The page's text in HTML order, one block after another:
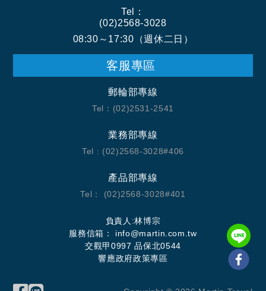
洲際度假村 IHG InterContinental Maldives
馬爾地夫洲際度假村於2019年09月01日引頸期盼盛大開幕，
科文組織生態保育地的Raa Atoll擁有絕佳的生態環境，海
豚、蝠魟、鯨鯊都將是這裡的常客，洲際善於將當地文化特
遇，洲際度假村致力打造全島VIP的頂級賓客服務，無論是蜜
月旅行、閨密度假，或是帶著孩子的家庭旅遊，都將有最完
美海島度假體驗，為馬爾地夫創造不同以往的新奢華度假理
Tel：
(02)2568-3028
08:30～17:30（週休二日）
客服專區
郵輪部專線
Tel：(02)2531-2541
業務部專線
Tel : (02)2568-3028#406
產品部專線
Tel： (02)2568-3028#401
負責人:林博宗
服務信箱： info@martin.com.tw
交觀甲0997 品保北0544
響應政府政策專區